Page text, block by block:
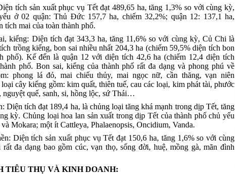
sản xuất phục vụ Tết đạt 489,65 ha, tăng 1,3% so với cùng kỳ,
ở 02 quận: Thủ Đức 157,7 ha, chiếm 32,2%; quận 12: 137,1 ha,
tích mai của toàn thành phố.
Diện tích đạt 343,3 ha, tăng 11,6% so với cùng kỳ, Củ Chi là
trồng kiểng, bon sai nhiều nhất 204,3 ha (chiếm 59,5% diện tích bon
phố). Kế đến là quận 12 với diện tích 42,6 ha (chiếm 12,4 diện tích
phố. Bon sai, kiểng của thành phố rất đa dạng và phong phú về
phong lá đỏ, mai chiếu thủy, mai ngọc nữ, cần thăng, vạn niên
cây kiểng gồm: kim quất, thiên tuế, cau các loại, kim phát tài, phước
nguyệt quế, sanh, si, hồng lộc, sứ Thái…
tích đạt 189,4 ha, là chủng loại tăng khá mạnh trong dịp Tết, tăng
kỳ. Chủng loại hoa lan sản xuất trong dịp Tết của thành phố chủ yếu
Mokara; một ít Cattleya, Phalaenopsis, Oncidium, Vanda.
tích sản xuất phục vụ Tết đạt 150,6 ha, tăng 1,6% so với cùng
đa dạng bao gồm cúc, vạn thọ, sống đời, huệ, mồng gà, mãn đình
TIÊU THỤ VÀ KINH DOANH: